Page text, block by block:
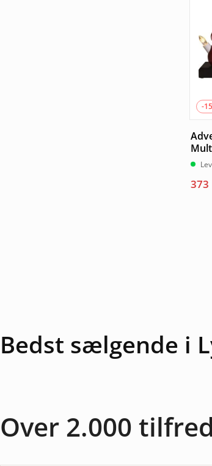
-
Den
373
Den
Bedst sælgende i
Over 2.000